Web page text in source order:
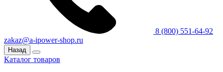
8 (800) 551-64-92
zakaz@a-ipower-shop.ru
Назад
Каталог товаров